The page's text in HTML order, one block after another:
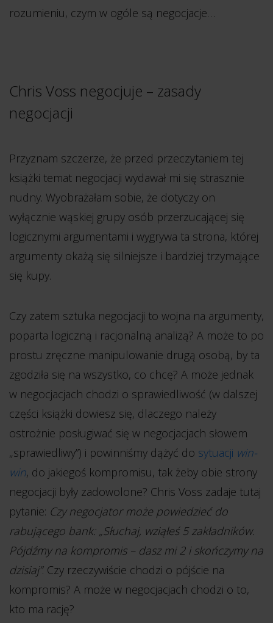
rozumieniu, czym w ogóle są negocjacje…
Chris Voss negocjuje – zasady
negocjacji
Przyznam szczerze, że przed przeczytaniem tej
książki temat negocjacji wydawał mi się strasznie
nudny. Wyobrażałam sobie, że dotyczy on
wyłącznie wąskiej grupy osób przerzucającej się
logicznymi argumentami i wygrywa ta strona, której
argumenty okażą się silniejsze i bardziej trzymające
się kupy.
Czy zatem sztuka negocjacji to wojna na argumenty,
poparta logiczną i racjonalną analizą? A może to po
prostu zręczne manipulowanie drugą osobą, by ta
zgodziła się na wszystko, co chcę? A może jednak
w negocjacjach chodzi o sprawiedliwość (w dalszej
części książki dowiesz się, dlaczego należy
ostrożnie posługiwać się w negocjacjach słowem
„sprawiedliwy”) i powinniśmy dążyć do sytuacji win-
win, do jakiegoś kompromisu, tak żeby obie strony
negocjacji były zadowolone? Chris Voss zadaje tutaj
pytanie: Czy negocjator może powiedzieć do
rabującego bank: „Słuchaj, wziąłeś 5 zakładników.
Pójdźmy na kompromis – dasz mi 2 i skończymy na
dzisiaj”. Czy rzeczywiście chodzi o pójście na
kompromis? A może w negocjacjach chodzi o to,
kto ma rację?